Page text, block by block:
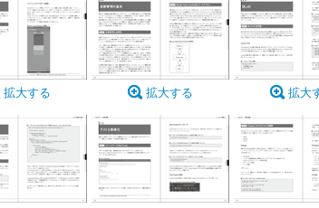
拡大する 拡大する 拡大